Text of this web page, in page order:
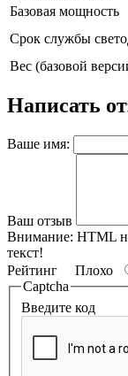
Базовая мощность
Срок службы
Вес (базовой
Написать
Ваше имя:
Ваш отзыв
Внимание: HTML
текст!
Рейтинг Плохо
Captcha
Введите код